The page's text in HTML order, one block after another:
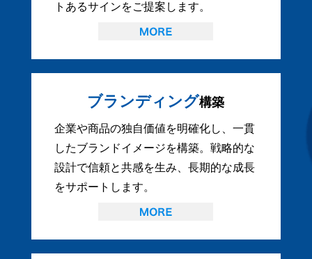
トあるサインをご提案します。
ブランディング構築
企業や商品の独自価値を明確化し、一貫
したブランドイメージを構築。戦略的な
設計で信頼と共感を生み、長期的な成長
をサポートします。